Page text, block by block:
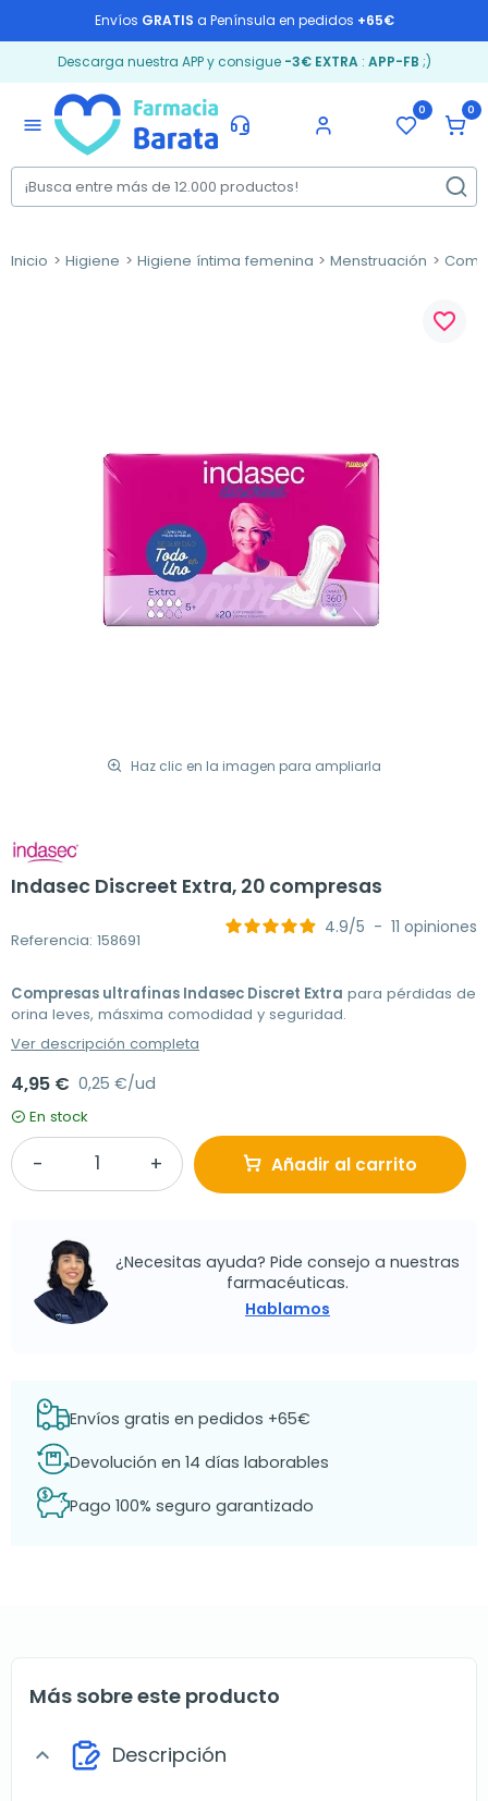
Envíos GRATIS a Península en pedidos +65€
Descarga nuestra APP y consigue -3€ EXTRA: APP-FB ;)
menu
0 0
Inicio Higiene Higiene íntima femenina Menstruación
Haz clic en la imagen para ampliarla
favorite_border
Indasec Discreet Extra, 20 compresas
Referencia: 158691
4.9/5 - 11 opiniones
Compresas ultrafinas Indasec Discret Extra para pérdidas de
orina leves, másxima comodidad y seguridad.
Ver descripción completa
4,95 € 0,25 €/ud
En stock
Añadir al carrito
¿Necesitas ayuda? Pide consejo a nuestras
farmacéuticas.
Hablamos
Envíos gratis en pedidos +65€
Devolución en 14 días laborables
Pago 100% seguro garantizado
Más sobre este producto
expand_more Descripción